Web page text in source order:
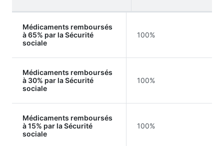
Médicaments remboursés
à 65% par la Sécurité
sociale
100%
Médicaments remboursés
à 30% par la Sécurité
sociale
100%
Médicaments remboursés
à 15% par la Sécurité
sociale
100%